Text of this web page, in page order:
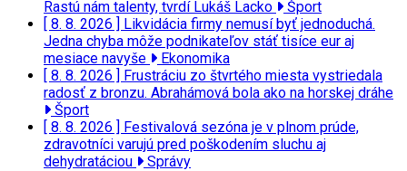
Rastú nám talenty, tvrdí Lukáš Lacko
Šport
[ 8. 8. 2026 ] Likvidácia firmy nemusí byť jednoduchá.
Jedna chyba môže podnikateľov stáť tisíce eur aj
mesiace navyše
Ekonomika
[ 8. 8. 2026 ] Frustráciu zo štvrtého miesta vystriedala
radosť z bronzu. Abrahámová bola ako na horskej dráhe
Šport
[ 8. 8. 2026 ] Festivalová sezóna je v plnom prúde,
zdravotníci varujú pred poškodením sluchu aj
dehydratáciou
Správy